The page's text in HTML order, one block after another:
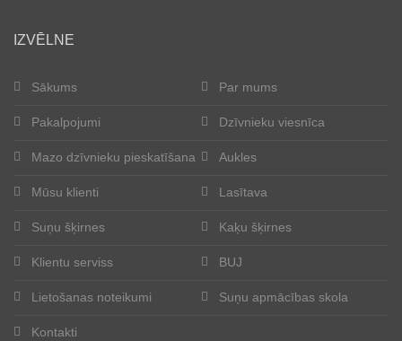
IZVĒLNE
Sākums Par mums
Pakalpojumi Dzīvnieku viesnīca
Mazo dzīvnieku pieskatīšana Aukles
Mūsu klienti Lasītava
Suņu šķirnes Kaķu šķirnes
Klientu serviss BUJ
Lietošanas noteikumi Suņu apmācības skola
Kontakti